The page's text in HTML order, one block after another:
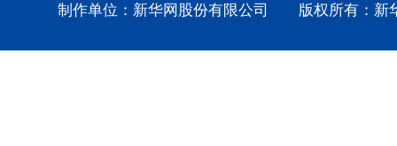
制作单位：新华网股份有限公司 版权所有：新